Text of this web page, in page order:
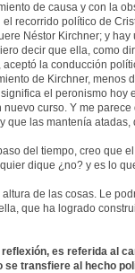
de causa y con la
recorrido político de
Néstor Kirchner; y
decir que ella, como
la conducción
de Kirchner, menos
el peronismo hoy
curso. Y me
las mantenía
del tiempo, creo que
dique ¿no? y es lo
de las cosas. Le
que ha logrado
es referida al
se transfiere al hecho